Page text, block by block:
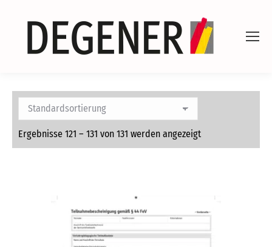
Ergebnisse 121 – 131 von 131 werden angezeigt